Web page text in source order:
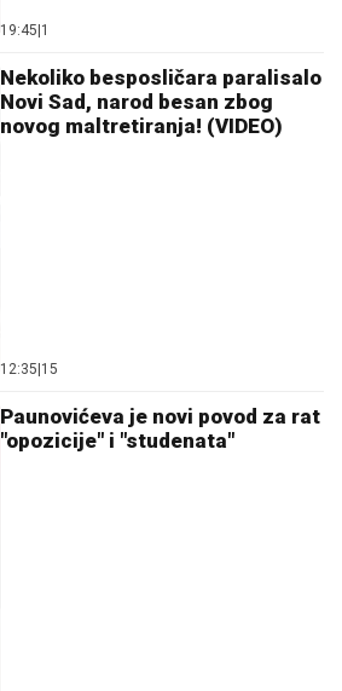
19:45 1
Nekoliko besposličara paralisalo
Novi Sad, narod besan zbog
novog maltretiranja! (VIDEO)
12:35 15
Paunovićeva je novi povod za rat
"opozicije" i "studenata"